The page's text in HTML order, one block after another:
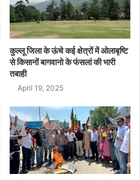
कुल्लू जिला के ऊंचे कई क्षेत्रों में ओलाबृष्टि
से किसानों बागवानो के फंसलां की भारी
तबाही
April 19, 2025